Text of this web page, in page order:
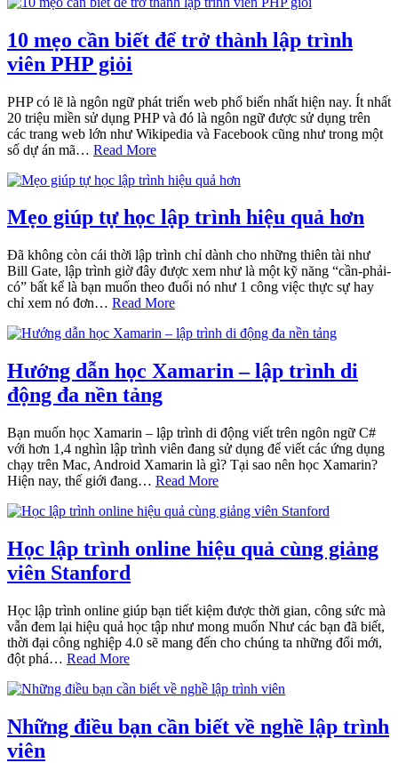
10 mẹo cần biết để trở thành lập trình
viên PHP giỏi
PHP có lẽ là ngôn ngữ phát triển web phổ biến nhất hiện nay. Ít nhất
20 triệu miền sử dụng PHP và đó là ngôn ngữ được sử dụng trên
các trang web lớn như Wikipedia và Facebook cũng như trong một
số dự án mã… Read More
Mẹo giúp tự học lập trình hiệu quả hơn
Đã không còn cái thời lập trình chỉ dành cho những thiên tài như
Bill Gate, lập trình giờ đây được xem như là một kỹ năng “cần-phải-
có” bất kể là bạn muốn theo đuổi nó như 1 công việc thực sự hay
chỉ xem nó đơn… Read More
Hướng dẫn học Xamarin – lập trình di
động đa nền tảng
Bạn muốn học Xamarin – lập trình di động viết trên ngôn ngữ C#
với hơn 1,4 nghìn lập trình viên đang sử dụng để viết các ứng dụng
chạy trên Mac, Android Xamarin là gì? Tại sao nên học Xamarin?
Hiện nay, thế giới đang… Read More
Học lập trình online hiệu quả cùng giảng
viên Stanford
Học lập trình online giúp bạn tiết kiệm được thời gian, công sức mà
vẫn đem lại hiệu quả học tập như mong muốn Như các bạn đã biết,
thời đại công nghiệp 4.0 sẽ mang đến cho chúng ta những đổi mới,
đột phá… Read More
Những điều bạn cần biết về nghề lập trình
viên